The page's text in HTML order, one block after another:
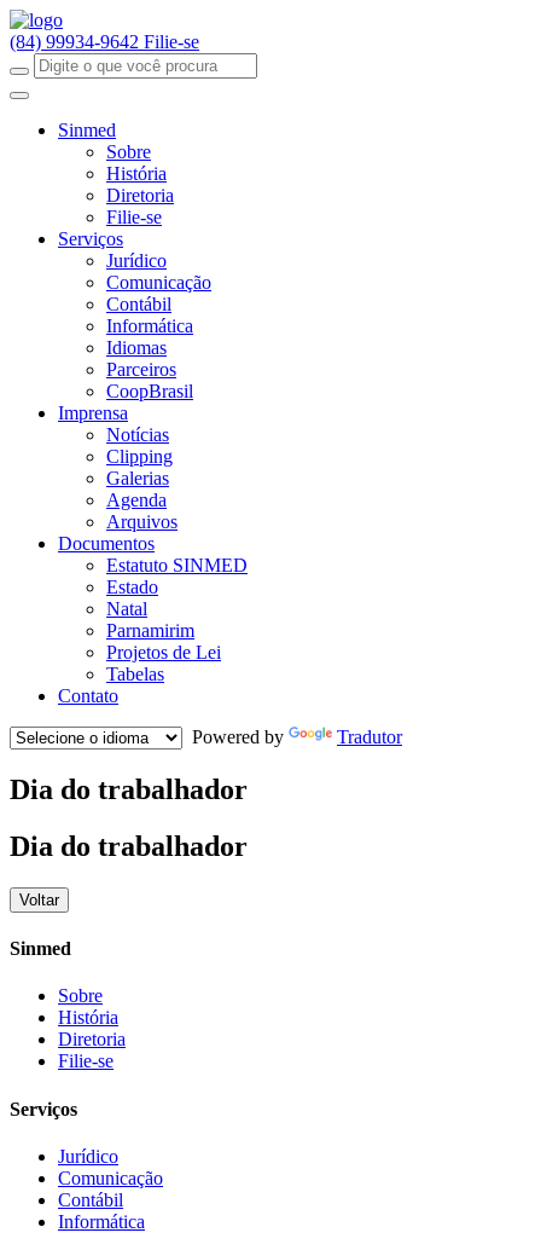
(84) 99934-9642 Filie-se
Sinmed
Sobre
História
Diretoria
Filie-se
Serviços
Jurídico
Comunicação
Contábil
Informática
Idiomas
Parceiros
CoopBrasil
Imprensa
Notícias
Clipping
Galerias
Agenda
Arquivos
Documentos
Estatuto SINMED
Estado
Natal
Parnamirim
Projetos de Lei
Tabelas
Contato
Powered by
Tradutor
Dia do trabalhador
Dia do trabalhador
Voltar
Sinmed
Sobre
História
Diretoria
Filie-se
Serviços
Jurídico
Comunicação
Contábil
Informática